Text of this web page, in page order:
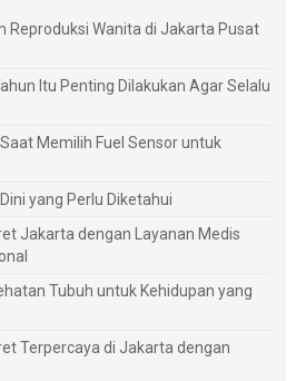
Reproduksi Wanita di Jakarta Pusat
Itu Penting Dilakukan Agar Selalu
Memilih Fuel Sensor untuk
yang Perlu Diketahui
Jakarta dengan Layanan Medis
Tubuh untuk Kehidupan yang
Terpercaya di Jakarta dengan